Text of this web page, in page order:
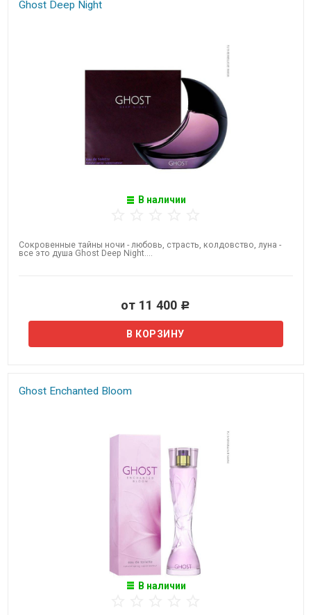
Ghost Deep Night
В наличии
Сокровенные тайны ночи​ - любовь, страсть, колдовство, луна -
все это душа Ghost Deep Night....
от 11 400 Р
Ghost Enchanted Bloom
В наличии